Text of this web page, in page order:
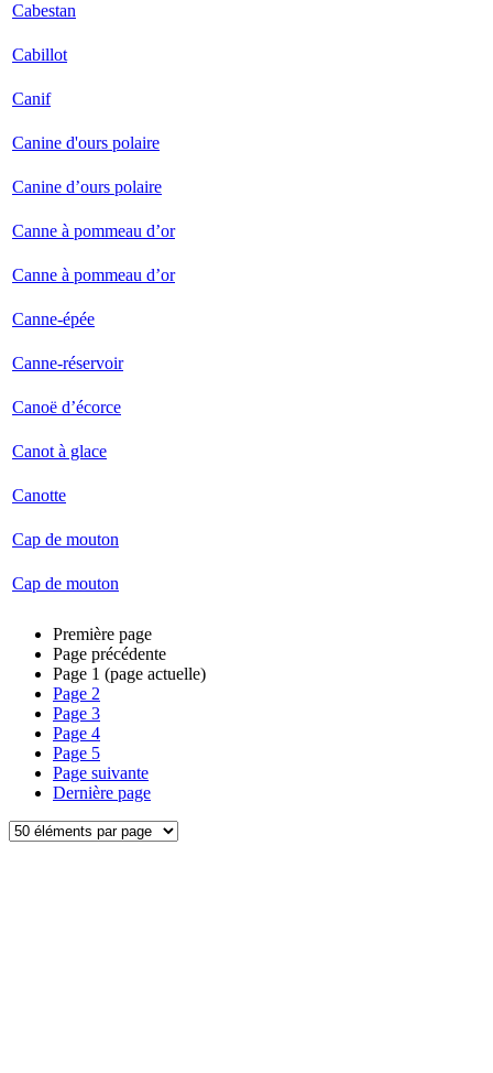
Cabestan
Cabillot
Canif
Canine d'ours polaire
Canine d’ours polaire
Canne à pommeau d’or
Canne à pommeau d’or
Canne-épée
Canne-réservoir
Canoë d’écorce
Canot à glace
Canotte
Cap de mouton
Cap de mouton
Première page
Page précédente
Page 1 (page actuelle)
Page 2
Page 3
Page 4
Page 5
Page suivante
Dernière page